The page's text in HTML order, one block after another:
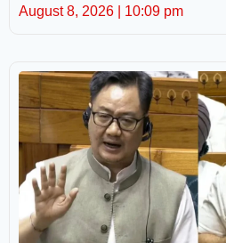
August 8, 2026 10:09 pm